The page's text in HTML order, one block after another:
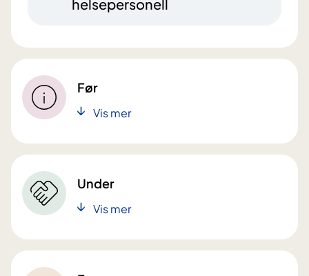
helsepersonell
Før
Vis mer
Under
Vis mer